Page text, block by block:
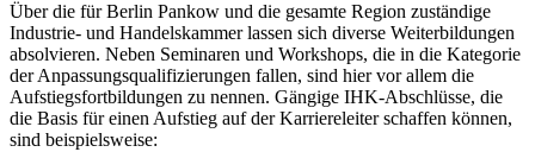
Über die für Berlin Pankow und die gesamte Region zuständige
Industrie- und Handelskammer lassen sich diverse Weiterbildungen
absolvieren. Neben Seminaren und Workshops, die in die Kategorie
der Anpassungsqualifizierungen fallen, sind hier vor allem die
Aufstiegsfortbildungen zu nennen. Gängige IHK-Abschlüsse, die
die Basis für einen Aufstieg auf der Karriereleiter schaffen können,
sind beispielsweise: